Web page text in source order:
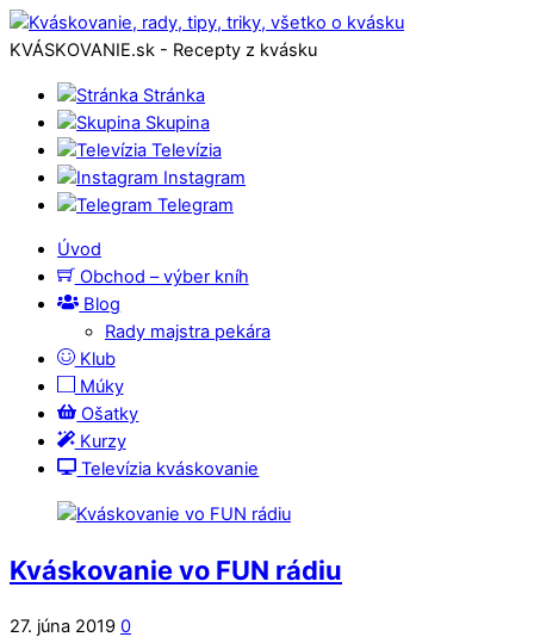
KVÁSKOVANIE.sk - Recepty z kvásku
Stránka
Skupina
Televízia
Instagram
Telegram
Úvod
Obchod – výber kníh
Blog
Rady majstra pekára
Klub
Múky
Ošatky
Kurzy
Televízia kváskovanie
Kváskovanie vo FUN rádiu
27. júna 2019 0